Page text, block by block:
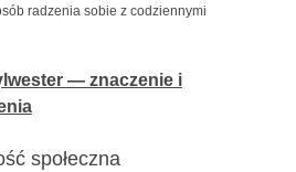
radzenia sobie z codziennymi
— znaczenie i
społeczna